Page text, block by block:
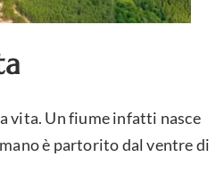
vita. Un fiume infatti nasce
è partorito dal ventre di